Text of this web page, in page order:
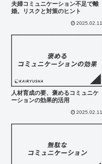
夫婦コミュニケーション不足で離
婚。リスクと対策のヒント
2025.02.11
人材育成の要、褒めるコミュニケ
ーションの効果的活用
2025.02.11